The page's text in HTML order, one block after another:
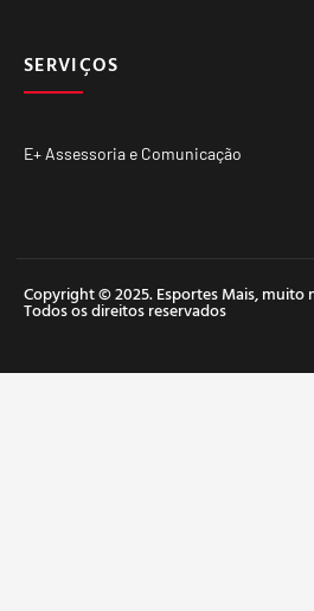
SERVIÇOS
E+ Assessoria e Comunicação
Copyright © 2025. Esportes Mais, muito
Todos os direitos reservados